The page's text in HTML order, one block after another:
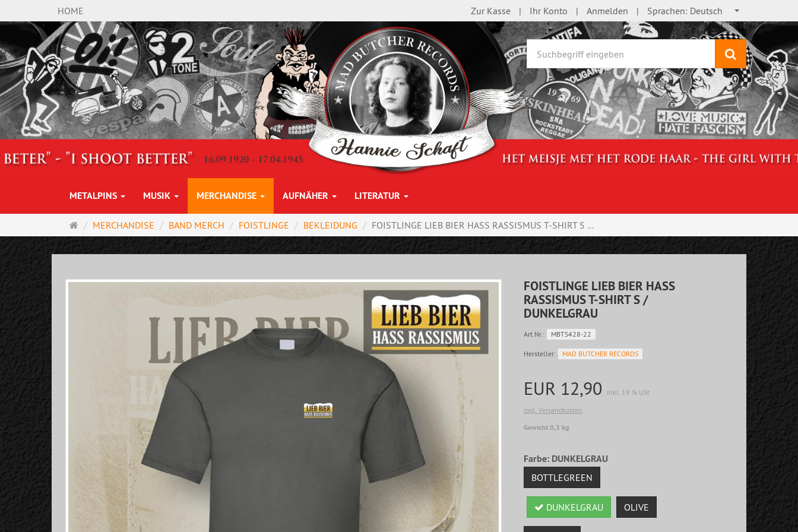
HOME Zur Kasse Ihr Konto Anmelden Sprachen: Deutsch
Suchen
METALPINS MUSIK MERCHANDISE AUFNÄHER LITERATUR
Startseite
MERCHANDISE BAND MERCH FOISTLINGE BEKLEIDUNG FOISTLINGE LIEB BIER HASS RASSISMUS T-SHIRT S ...
FOISTLINGE LIEB BIER HASS
RASSISMUS T-SHIRT S /
DUNKELGRAU
Art.Nr.: MBTS428-22
Hersteller: MAD BUTCHER RECORDS
EUR 12,90
inkl. 19 % USt
zzgl. Versandkosten
Gewicht 0,3 kg
Farbe: DUNKELGRAU
BOTTLEGREEN
DUNKELGRAU OLIVE